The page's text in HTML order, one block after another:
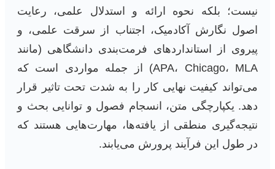
نیست؛ بلکه نحوه ارائه و استدلال علمی، رعایت
اصول نگارش آکادمیک، اجتناب از سرقت علمی، و
پیروی از استانداردهای فرمت‌بندی دانشگاهی (مانند
APA، Chicago، MLA) از جمله مواردی است که
می‌تواند کیفیت نهایی کار را به شدت تحت تاثیر قرار
دهد. یکپارچگی متن، انسجام فصول و توانایی بحث و
نتیجه‌گیری منطقی از یافته‌ها، مهارت‌هایی هستند که
در طول این فرآیند پرورش می‌یابند.